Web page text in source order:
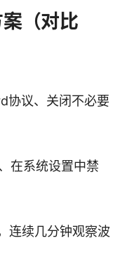
（对比
协议、关闭不必要
在系统设置中禁
连续几分钟观察波